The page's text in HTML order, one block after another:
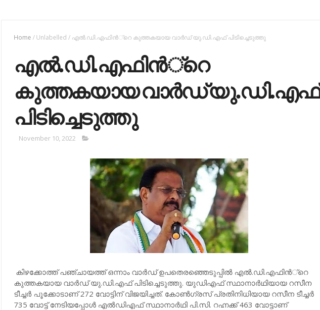
Home / Unlabelled/ എല്‍.ഡി.എഫിന്‍്റെ കുത്തകയായ വാര്‍ഡ് യു.ഡി.എഫ് പിടിച്ചെടുത്തു
എല്‍.ഡി.എഫിന്‍്റെ
കുത്തകയായ വാര്‍ഡ് യു.ഡി.എഫ്
പിടിച്ചെടുത്തു
November 10, 2022
കിഴക്കോത്ത് പഞ്ചായത്ത് ഒന്നാം വാര്‍ഡ് ഉപതെരഞ്ഞെടുപ്പില്‍ എല്‍.ഡി.എഫിന്‍്റെ
കുത്തകയായ വാര്‍ഡ് യു.ഡി.എഫ് പിടിച്ചെടുത്തു. യുഡിഎഫ് സ്ഥാനാര്‍ഥിയായ റസീന
ടീച്ചര്‍ പൂക്കോടാണ് 272 വോട്ടിന് വിജയിച്ചത്. കോണ്‍ഗ്രസ് പ്രതിനിധിയായ റസീന ടീച്ചര്‍
735 വോട്ട് നേടിയപ്പോള്‍ എല്‍ഡിഎഫ് സ്ഥാനാര്‍ഥി പി.സി. റഹ്നക്ക് 463 വോട്ടാണ്